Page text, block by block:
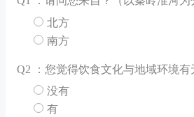
北方
南方
Q2 ：您觉得饮食文化与地域环境有
没有
有